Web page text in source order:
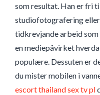
som resultat. Han er fri
studiofotografering
tidkrevjande arbeid som
en mediepåvirket
populære. Dessuten er
du mister mobilen i
escort thailand sex tv pl